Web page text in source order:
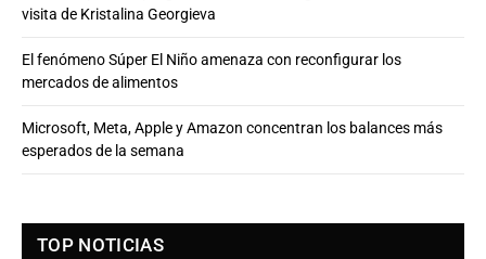
visita de Kristalina Georgieva
El fenómeno Súper El Niño amenaza con reconfigurar los
mercados de alimentos
Microsoft, Meta, Apple y Amazon concentran los balances más
esperados de la semana
TOP NOTICIAS